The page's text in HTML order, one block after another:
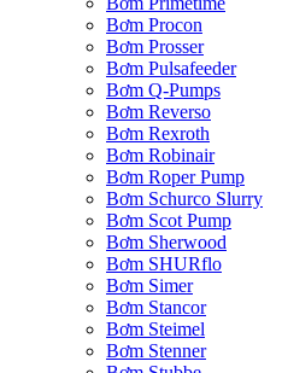
Bơm Procon
Bơm Prosser
Bơm Pulsafeeder
Bơm Q-Pumps
Bơm Reverso
Bơm Rexroth
Bơm Robinair
Bơm Roper Pump
Bơm Schurco Slurry
Bơm Scot Pump
Bơm Sherwood
Bơm SHURflo
Bơm Simer
Bơm Stancor
Bơm Steimel
Bơm Stenner